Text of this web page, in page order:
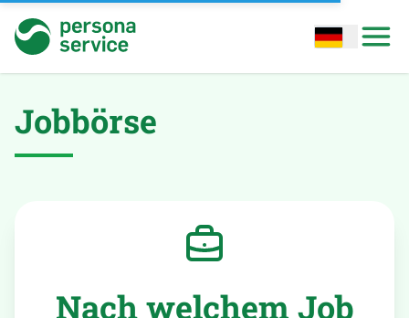
persona service Open options
Jobbörse
Nach welchem Job